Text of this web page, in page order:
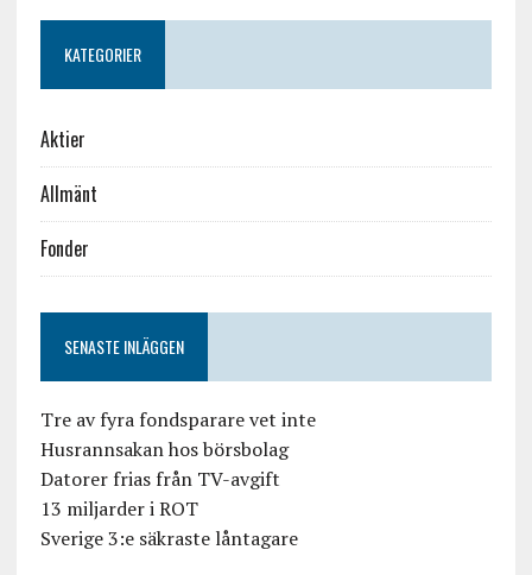
KATEGORIER
Aktier
Allmänt
Fonder
SENASTE INLÄGGEN
Tre av fyra fondsparare vet inte
Husrannsakan hos börsbolag
Datorer frias från TV-avgift
13 miljarder i ROT
Sverige 3:e säkraste låntagare